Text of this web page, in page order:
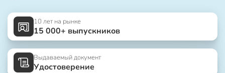
10 лет на рынке
15 000+ выпускников
Выдаваемый документ
Удостоверение